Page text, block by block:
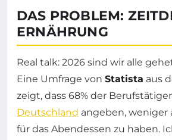
DAS PROBLEM:
ERNÄHRUNG
Real talk: 2026 sind wir alle
Eine Umfrage von Statista aus
zeigt, dass 68% der
Deutschland angeben, weniger
für das Abendessen zu haben.